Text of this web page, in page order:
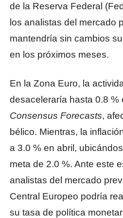
de la Reserva Federal
los analistas del mercado
mantendría sin cambios
en los próximos meses.
En la Zona Euro, la
desaceleraría hasta 0.8 %
Consensus Forecasts,
bélico. Mientras, la
a 3.0 % en abril,
meta de 2.0 %. Ante este
analistas del mercado
Central Europeo podría
su tasa de política